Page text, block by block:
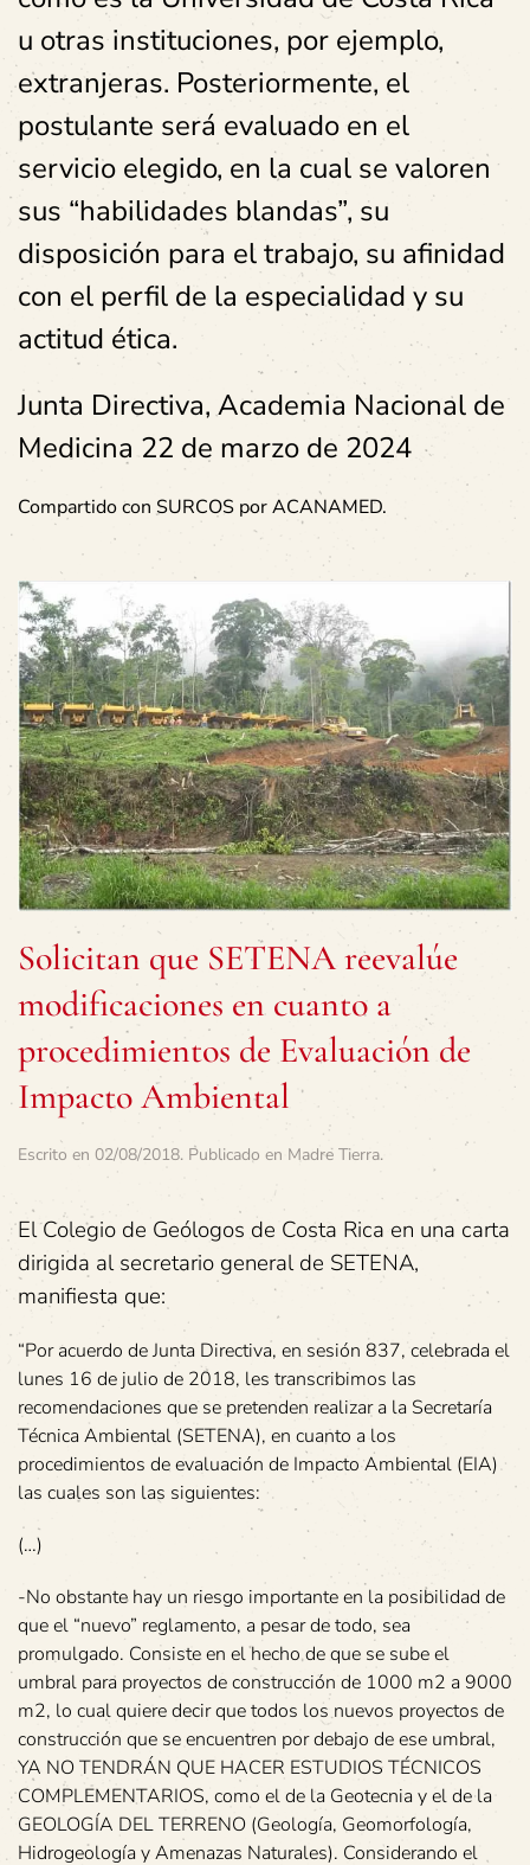
u otras instituciones, por ejemplo,
extranjeras. Posteriormente, el
postulante será evaluado en el
servicio elegido, en la cual se valoren
sus “habilidades blandas”, su
disposición para el trabajo, su afinidad
con el perfil de la especialidad y su
actitud ética.
Junta Directiva, Academia Nacional de
Medicina 22 de marzo de 2024
Compartido con SURCOS por ACANAMED.
Solicitan que SETENA reevalúe
modificaciones en cuanto a
procedimientos de Evaluación de
Impacto Ambiental
Escrito en 02/08/2018. Publicado en Madre Tierra.
El Colegio de Geólogos de Costa Rica en una carta
dirigida al secretario general de SETENA,
manifiesta que:
“Por acuerdo de Junta Directiva, en sesión 837, celebrada el
lunes 16 de julio de 2018, les transcribimos las
recomendaciones que se pretenden realizar a la Secretaría
Técnica Ambiental (SETENA), en cuanto a los
procedimientos de evaluación de Impacto Ambiental (EIA)
las cuales son las siguientes:
(…)
-No obstante hay un riesgo importante en la posibilidad de
que el “nuevo” reglamento, a pesar de todo, sea
promulgado. Consiste en el hecho de que se sube el
umbral para proyectos de construcción de 1000 m2 a 9000
m2, lo cual quiere decir que todos los nuevos proyectos de
construcción que se encuentren por debajo de ese umbral,
YA NO TENDRÁN QUE HACER ESTUDIOS TÉCNICOS
COMPLEMENTARIOS, como el de la Geotecnia y el de la
GEOLOGÍA DEL TERRENO (Geología, Geomorfología,
Hidrogeología y Amenazas Naturales). Considerando el